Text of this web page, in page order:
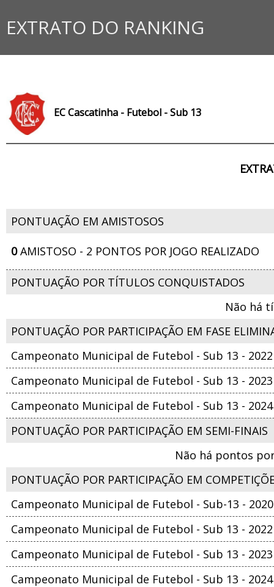
EXTRATO DO RANKING
EC Cascatinha - Futebol - Sub 13
PONTUAÇÃO EM AMISTOSOS
0AMISTOSO - 2 PONTOS POR JOGO REALIZADO
PONTUAÇÃO POR TÍTULOS CONQUISTADOS
Não há
PONTUAÇÃO POR PARTICIPAÇÃO EM FASE
Campeonato Municipal de Futebol - Sub 13 - 2022
Campeonato Municipal de Futebol - Sub 13 - 2023
Campeonato Municipal de Futebol - Sub 13 - 2024
PONTUAÇÃO POR PARTICIPAÇÃO EM SEMI-FINAIS
Não há pontos
PONTUAÇÃO POR PARTICIPAÇÃO EM
Campeonato Municipal de Futebol - Sub-13 - 2020
Campeonato Municipal de Futebol - Sub 13 - 2022
Campeonato Municipal de Futebol - Sub 13 - 2023
Campeonato Municipal de Futebol - Sub 13 - 2024